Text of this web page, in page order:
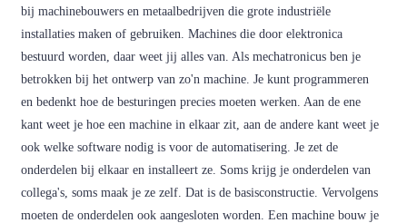
bij machinebouwers en metaalbedrijven die grote industriële
installaties maken of gebruiken. Machines die door elektronica
bestuurd worden, daar weet jij alles van. Als mechatronicus ben je
betrokken bij het ontwerp van zo'n machine. Je kunt programmeren
en bedenkt hoe de besturingen precies moeten werken. Aan de ene
kant weet je hoe een machine in elkaar zit, aan de andere kant weet je
ook welke software nodig is voor de automatisering. Je zet de
onderdelen bij elkaar en installeert ze. Soms krijg je onderdelen van
collega's, soms maak je ze zelf. Dat is de basisconstructie. Vervolgens
moeten de onderdelen ook aangesloten worden. Een machine bouw je